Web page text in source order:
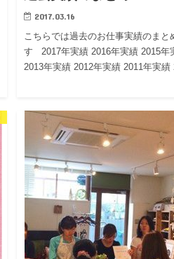
2017.03.16
こちらでは過去のお仕事実績のまと
す 2017年実績 2016年実績 2015年
2013年実績 2012年実績 2011年実績